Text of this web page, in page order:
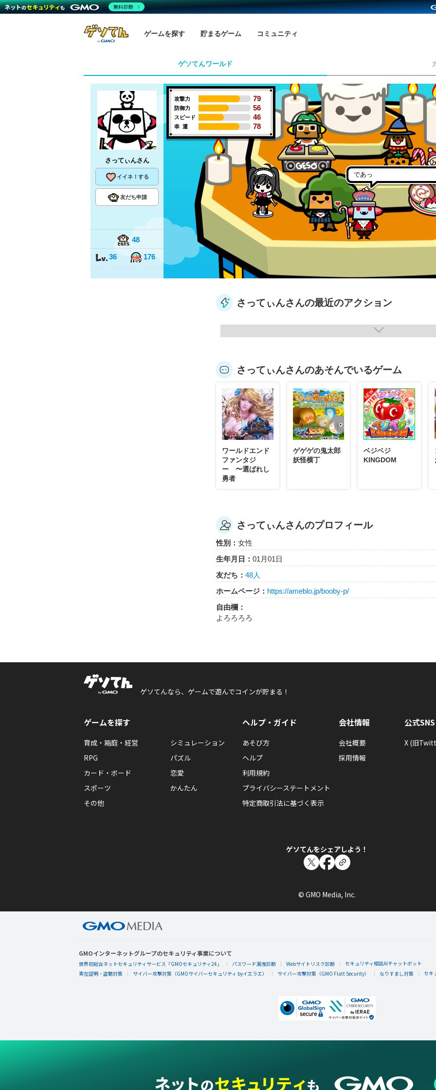
ゲームを探す 貯まるゲーム コミュニティ
ゲソてんワールド
さってぃんさん
イイネ！する
友だち申請
48
36 176
攻撃力 79
防御力 56
スピード 46
幸 運 78
であっ
さってぃんさんの最近のアクション
さってぃんさんのあそんでいるゲーム
ワールドエンド
ファンタジ
ー 〜選ばれし
勇者
ゲゲゲの鬼太郎
妖怪横丁
ベジベジ
KINGDOM
さってぃんさんのプロフィール
性別： 女性
生年月日： 01月01日
友だち： 48人
ホームページ： https://ameblo.jp/booby-p/
自由欄：
よろろろろ
ゲソてんなら、ゲームで遊んでコインが貯まる！
ゲームを探す
育成・箱庭・経営
シミュレーション
RPG
パズル
カード・ボード
恋愛
スポーツ
かんたん
その他
ヘルプ・ガイド
あそび方
ヘルプ
利用規約
プライバシーステートメント
特定商取引法に基づく表示
会社情報
会社概要
採用情報
公式SNS
X (旧
ゲソてんをシェアしよう！
© GMO Media, Inc.
GMOインターネットグループのセキュリティ事業について
世界初総合ネットセキュリティサービス「GMOセキュリティ24」 パスワード漏洩診断 Webサイトリスク診断
セキュリティ相談AIチャットボット
実在証明・盗聴対策
サイバー攻撃対策（GMOサイバーセキュリティ byイエラエ） サイバー攻撃対策（GMO Flatt Security） なりすまし対策 セキ
無料診断